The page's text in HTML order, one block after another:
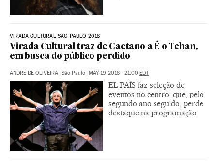
VIRADA CULTURAL SÃO PAULO 2018
Virada Cultural traz de Caetano a É o Tchan,
em busca do público perdido
ANDRÉ DE OLIVEIRA | São Paulo | MAY 19, 2018 - 21:00 EDT
EL PAÍS faz seleção de
eventos no centro, que, pelo
segundo ano seguido, perde
destaque na programação